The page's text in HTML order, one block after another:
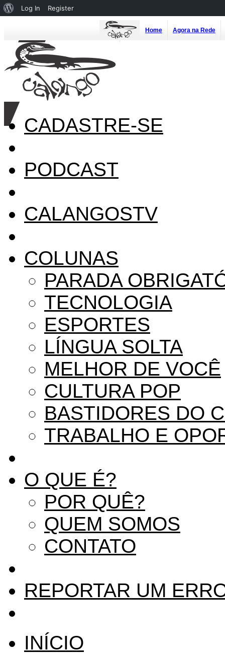
Home Agora na Rede
CADASTRE-SE
PODCAST
CALANGOSTV
COLUNAS
PARADA
TECNOLOGIA
ESPORTES
LÍNGUA SOLTA
MELHOR DE VOCÊ
CULTURA POP
BASTIDORES DO
TRABALHO E
O QUE É?
POR QUÊ?
QUEM SOMOS
CONTATO
REPORTAR UM
INÍCIO
About
Log In Register